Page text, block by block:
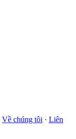
Về chúng tôi · Liên